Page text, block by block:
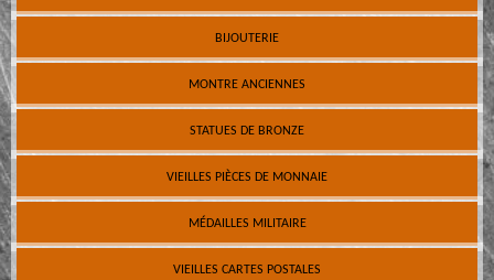
BIJOUTERIE
MONTRE ANCIENNES
STATUES DE BRONZE
VIEILLES PIÈCES DE MONNAIE
MÉDAILLES MILITAIRE
VIEILLES CARTES POSTALES